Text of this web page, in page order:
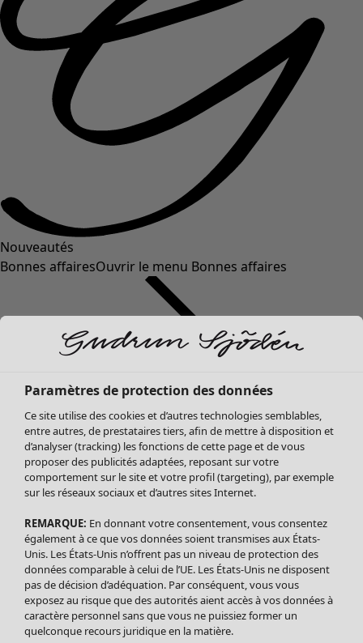
Nouveautés
Bonnes affairesOuvrir le menu Bonnes affaires
Soldes Vêtements
Tous les vêtements
Robes
Tuniques
Blouses
Tops
Gilets
Pantalon
Jupes
Paramètres de protection des données
Ce site utilise des cookies et d’autres technologies semblables,
entre autres, de prestataires tiers, afin de mettre à disposition et
d’analyser (tracking) les fonctions de cette page et de vous
proposer des publicités adaptées, reposant sur votre
comportement sur le site et votre profil (targeting), par exemple
sur les réseaux sociaux et d’autres sites Internet.
REMARQUE: En donnant votre consentement, vous consentez
également à ce que vos données soient transmises aux États-
Unis. Les États-Unis n’offrent pas un niveau de protection des
données comparable à celui de l’UE. Les États-Unis ne disposent
pas de décision d’adéquation. Par conséquent, vous vous
exposez au risque que des autorités aient accès à vos données à
caractère personnel sans que vous ne puissiez former un
quelconque recours juridique en la matière.